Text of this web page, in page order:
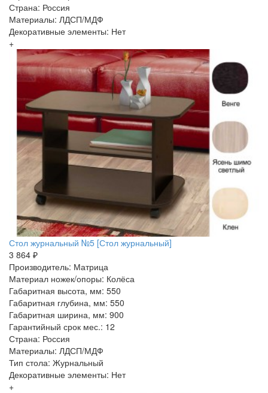
Страна: Россия
Материалы: ЛДСП/МДФ
Декоративные элементы: Нет
+
Стол журнальный №5 [Стол журнальный]
3 864 ₽
Производитель: Матрица
Материал ножек/опоры: Колёса
Габаритная высота, мм: 550
Габаритная глубина, мм: 550
Габаритная ширина, мм: 900
Гарантийный срок мес.: 12
Страна: Россия
Материалы: ЛДСП/МДФ
Тип стола: Журнальный
Декоративные элементы: Нет
+